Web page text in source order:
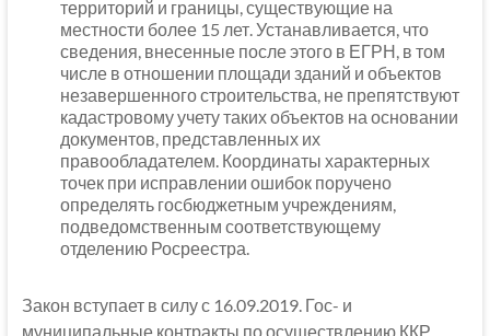
территорий и границы, существующие на
местности более 15 лет. Устанавливается, что
сведения, внесенные после этого в ЕГРН, в том
числе в отношении площади зданий и объектов
незавершенного строительства, не препятствуют
кадастровому учету таких объектов на основании
документов, представленных их
правообладателем. Координаты характерных
точек при исправлении ошибок поручено
определять госбюджетным учреждениям,
подведомственным соответствующему
отделению Росреестра.
Закон вступает в силу с 16.09.2019. Гос- и
муниципальные контракты по осуществлению ККР,